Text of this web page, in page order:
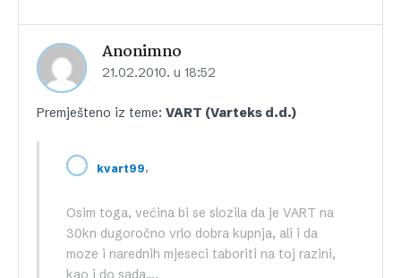
Anonimno
21.02.2010. u 18:52
Premješteno iz teme: VART (Varteks d.d.)
kvart99,
Osim toga, većina bi se slozila da je VART na
30kn dugoročno vrlo dobra kupnja, ali i da
moze i narednih mjeseci taboriti na toj razini,
kao i do sada….